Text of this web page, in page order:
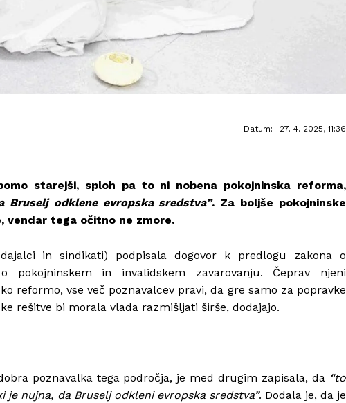
Datum: 27. 4. 2025, 11:36
starejši, sploh pa to ni nobena pokojninska reforma,
Bruselj odklene evropska sredstva”. Za boljše pokojninske
vendar tega očitno ne zmore.
in sindikati) podpisala dogovor k predlogu zakona o
pokojninskem in invalidskem zavarovanju. Čeprav njeni
reformo, vse več poznavalcev pravi, da gre samo za popravke
rešitve bi morala vlada razmišljati širše, dodajajo.
poznavalka tega področja, je med drugim zapisala, da “to
nujna, da Bruselj odkleni evropska sredstva”. Dodala je, da je